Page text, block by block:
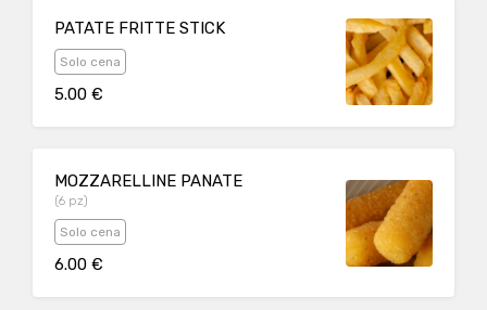
PATATE FRITTE STICK
Solo cena
5.00 €
MOZZARELLINE PANATE
(6 pz)
Solo cena
6.00 €